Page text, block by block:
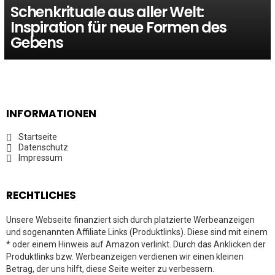
Schenkrituale aus aller Welt:
Inspiration für neue Formen des
Gebens
INFORMATIONEN
Startseite
Datenschutz
Impressum
RECHTLICHES
Unsere Webseite finanziert sich durch platzierte Werbeanzeigen
und sogenannten Affiliate Links (Produktlinks). Diese sind mit einem
* oder einem Hinweis auf Amazon verlinkt. Durch das Anklicken der
Produktlinks bzw. Werbeanzeigen verdienen wir einen kleinen
Betrag, der uns hilft, diese Seite weiter zu verbessern.